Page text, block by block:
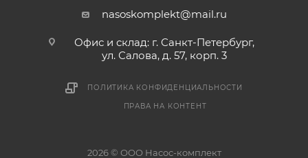
nasoskomplekt@mail.ru
Офис и склад: г. Санкт-Петербург,
ул. Салова, д. 57, корп. 3
ПОЛИТИКА КОНФИДЕНЦИАЛЬНОСТИ
ПРАВА НА КОНТЕНТ
2026 © ООО Насос-комплект